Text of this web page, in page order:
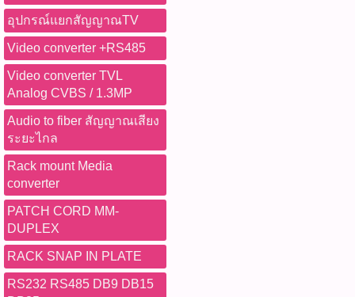
อุปกรณ์แยกสัญญาณTV
Video converter +RS485
Video converter TVL
Analog CVBS / 1.3MP
Audio to fiber สัญญาณเสียง
ระยะไกล
Rack mount Media
converter
PATCH CORD MM-
DUPLEX
RACK SNAP IN PLATE
RS232 RS485 DB9 DB15